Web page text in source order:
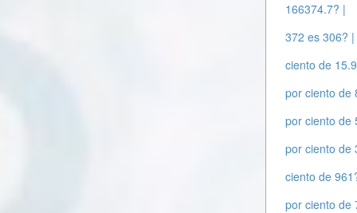
166374.7? |
372 es 306? |
ciento de
por ciento de
por ciento de
por ciento de
ciento de
por ciento de